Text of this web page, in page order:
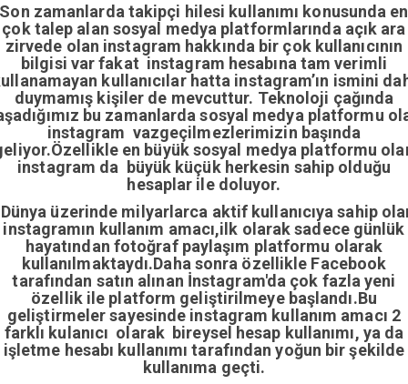
Son zamanlarda takipçi hilesi kullanımı konusunda en
çok talep alan sosyal medya platformlarında açık ara
zirvede olan instagram hakkında bir çok kullanıcının
bilgisi var fakat instagram hesabına tam verimli
kullanıcılar hatta instagram’ın ismini
duymamış kişiler de mevcuttur. Teknoloji çağında
bu zamanlarda sosyal medya platformu
instagram vazgeçilmezlerimizin başında
en büyük sosyal medya platformu
instagram da büyük küçük herkesin sahip olduğu
hesaplar ile doluyor.
üzerinde milyarlarca aktif kullanıcıya sahip
instagramın kullanım amacı,ilk olarak sadece günlük
hayatından fotoğraf paylaşım platformu olarak
kullanılmaktaydı.Daha sonra özellikle Facebook
tarafından satın alınan İnstagram'da çok fazla yeni
özellik ile platform geliştirilmeye başlandı.Bu
geliştirmeler sayesinde instagram kullanım amacı 2
farklı kulanıcı olarak bireysel hesap kullanımı, ya da
işletme hesabı kullanımı tarafından yoğun bir şekilde
kullanıma geçti.